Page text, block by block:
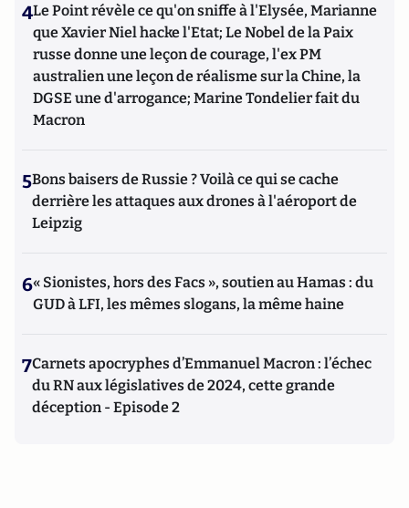
4Le Point révèle ce qu'on sniffe à l'Elysée, Marianne
que Xavier Niel hacke l'Etat; Le Nobel de la Paix
russe donne une leçon de courage, l'ex PM
australien une leçon de réalisme sur la Chine, la
DGSE une d'arrogance; Marine Tondelier fait du
Macron
5Bons baisers de Russie ? Voilà ce qui se cache
derrière les attaques aux drones à l'aéroport de
Leipzig
6« Sionistes, hors des Facs », soutien au Hamas : du
GUD à LFI, les mêmes slogans, la même haine
7Carnets apocryphes d’Emmanuel Macron : l’échec
du RN aux législatives de 2024, cette grande
déception - Episode 2